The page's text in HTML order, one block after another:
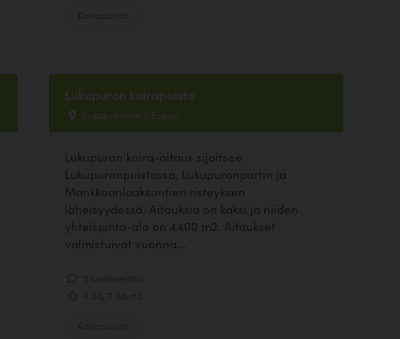
Lukupuron koirapuisto
Lukupurontie 1, Espoo
Lukupuron koira-aitaus sijaitsee
Lukupuronpuistossa, Lukupuronportin ja
Mankkaanlaaksontien risteyksen
läheisyydessä. Aitauksia on kaksi ja niiden
yhteispinta-ala on 4400 m2. Aitaukset
valmistuivat vuonna...